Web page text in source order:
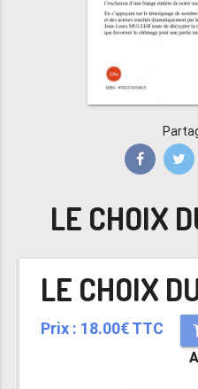
LE CHOIX
LE CHOIX
Prix : 18.00€ TTC